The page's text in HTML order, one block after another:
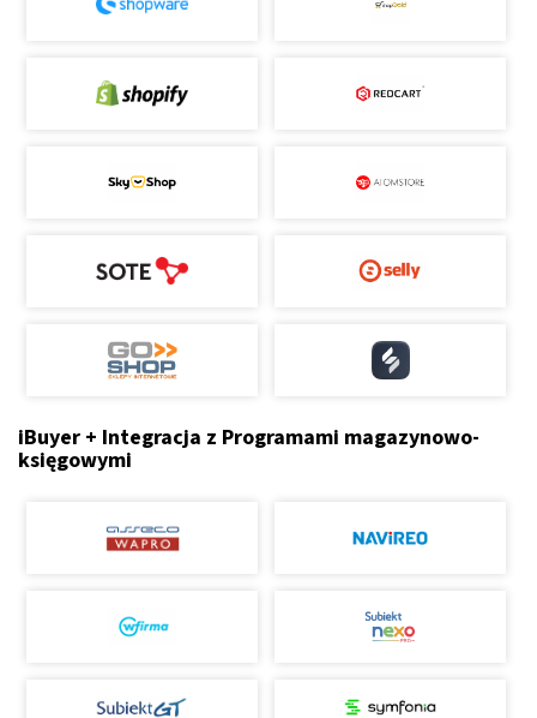
iBuyer + Integracja z Programami magazynowo-
księgowymi